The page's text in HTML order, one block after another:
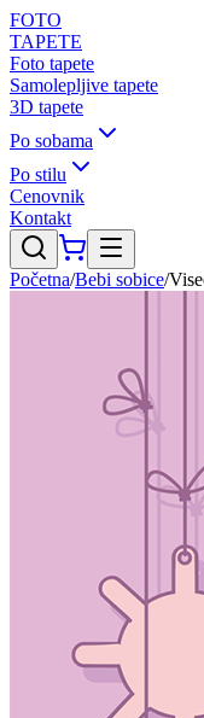
FOTO
TAPETE
Foto tapete
Samolepljive tapete
3D tapete
Po sobama
Po stilu
Cenovnik
Kontakt
Početna/Bebi sobice/